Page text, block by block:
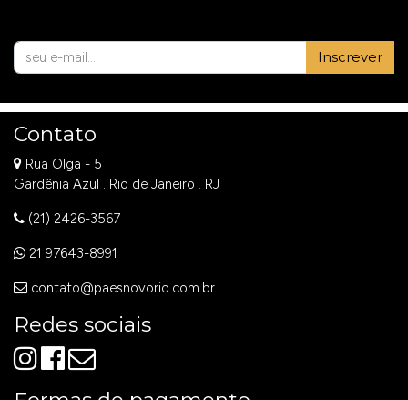
Inscrever
Contato
Rua Olga - 5
Gardênia Azul . Rio de Janeiro . RJ
(21) 2426-3567
21 97643-8991
contato@paesnovorio.com.br
Redes sociais